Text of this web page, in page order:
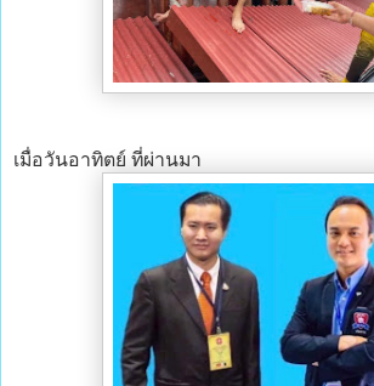
เมื่อวันอาทิตย์ ที่ผ่านมา